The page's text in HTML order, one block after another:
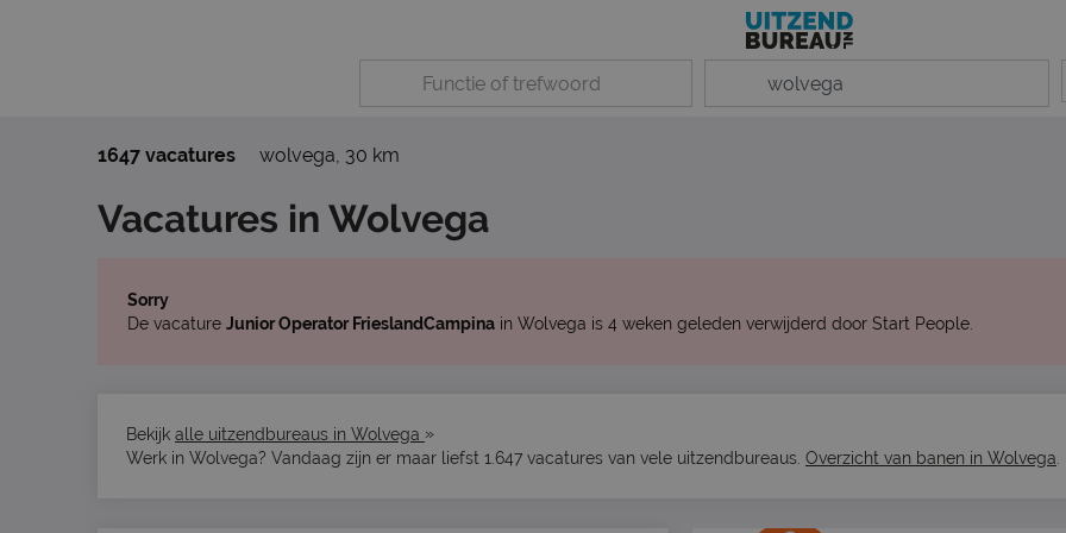
1647 vacatures wolvega, 30 km
Vacatures in Wolvega
Sorry
De vacature Junior Operator FrieslandCampina in Wolvega is 4 weken geleden verwijderd door Start People.
Bekijk alle uitzendbureaus in Wolvega »
Werk in Wolvega? Vandaag zijn er maar liefst 1.647 vacatures van vele uitzendbureaus. Overzicht van banen in Wolvega